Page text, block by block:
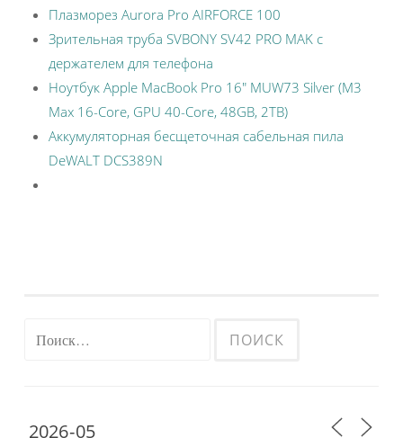
Плазморез Aurora Pro AIRFORCE 100
Зрительная труба SVBONY SV42 PRO MAK с
держателем для телефона
Ноутбук Apple MacBook Pro 16″ MUW73 Silver (M3
Max 16-Core, GPU 40-Core, 48GB, 2TB)
Аккумуляторная бесщеточная сабельная пила
DeWALT DCS389N
Найти: